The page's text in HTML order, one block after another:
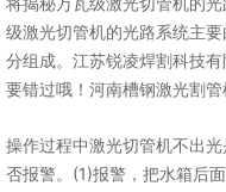
级激光切管机的光路系统主
分组成。江苏锐凌焊割科技
要错过哦！河南槽钢激光割
操作过程中激光切管机不出
否报警。(1)报警，把水箱后